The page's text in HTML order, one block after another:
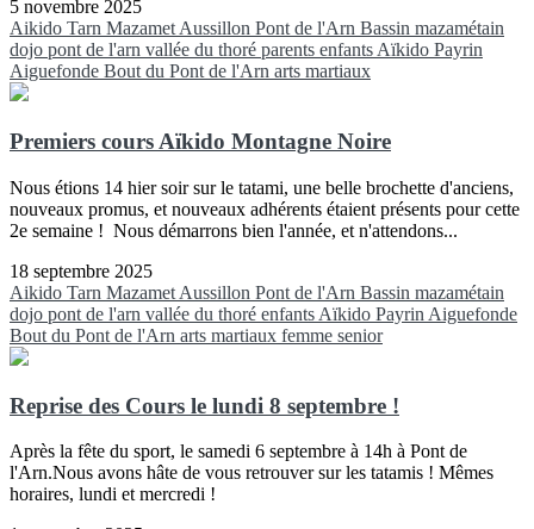
5 novembre 2025
Aikido Tarn MazametAussillon Pont de l'Arn Bassin mazamétain
dojo pont de l'arn vallée du thoré parents enfantsAïkido Payrin
Aiguefonde Bout du Pont de l'Arn arts martiaux
Premiers cours Aïkido Montagne Noire
Nous étions 14 hier soir sur le tatami, une belle brochette d'anciens,
nouveaux promus, et nouveaux adhérents étaient présents pour cette
2e semaine ! Nous démarrons bien l'année, et n'attendons...
18 septembre 2025
Aikido Tarn Mazamet Aussillon Pont de l'Arn Bassin mazamétain
dojo pont de l'arn vallée du thoré enfants Aïkido Payrin Aiguefonde
Bout du Pont de l'Arn arts martiaux femme senior
Reprise des Cours le lundi 8 septembre !
Après la fête du sport, le samedi 6 septembre à 14h à Pont de
l'Arn.Nous avons hâte de vous retrouver sur les tatamis ! Mêmes
horaires, lundi et mercredi !